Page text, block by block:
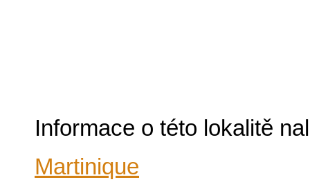
Informace o této lokalitě
Martinique